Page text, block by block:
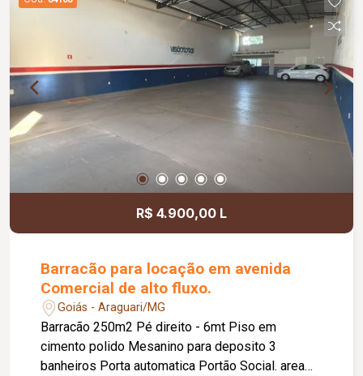
R$ 4.900,00 L
Barracão para locação em avenida
Comercial de alto fluxo.
Goiás - Araguari/MG
Barracão 250m2 Pé direito - 6mt Piso em
cimento polido Mesanino para deposito 3
banheiros Porta automatica Portão Social. area